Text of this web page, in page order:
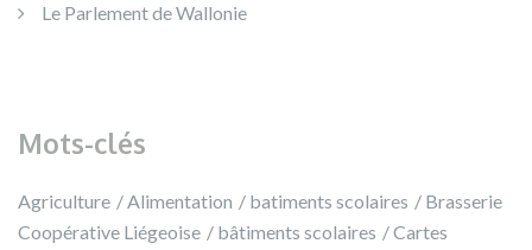
Le Parlement de Wallonie
Mots-clés
Agriculture Alimentation batiments scolaires
Brasserie
Coopérative Liégeoise
bâtiments scolaires
Cartes